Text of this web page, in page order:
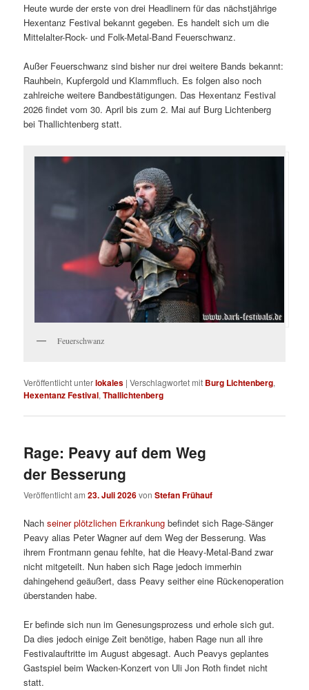
Heute wurde der erste von drei Headlinern für das nächstjährige
Hexentanz Festival bekannt gegeben. Es handelt sich um die
Mittelalter-Rock- und Folk-Metal-Band Feuerschwanz.
Außer Feuerschwanz sind bisher nur drei weitere Bands bekannt:
Rauhbein, Kupfergold und Klammfluch. Es folgen also noch
zahlreiche weitere Bandbestätigungen. Das Hexentanz Festival
2026 findet vom 30. April bis zum 2. Mai auf Burg Lichtenberg
bei Thallichtenberg statt.
Feuerschwanz
Veröffentlicht unterlokales |Verschlagwortet mit Burg Lichtenberg,
Hexentanz Festival,Thallichtenberg
Rage: Peavy auf dem Weg
der Besserung
Veröffentlicht am23. Juli 2026vonStefan Frühauf
Nachseiner plötzlichen Erkrankung befindet sich Rage-Sänger
Peavy alias Peter Wagner auf dem Weg der Besserung. Was
ihrem Frontmann genau fehlte, hat die Heavy-Metal-Band zwar
nicht mitgeteilt. Nun haben sich Rage jedoch immerhin
dahingehend geäußert, dass Peavy seither eine Rückenoperation
überstanden habe.
Er befinde sich nun im Genesungsprozess und erhole sich gut.
Da dies jedoch einige Zeit benötige, haben Rage nun all ihre
Festivalauftritte im August abgesagt. Auch Peavys geplantes
Gastspiel beim Wacken-Konzert von Uli Jon Roth findet nicht
statt.